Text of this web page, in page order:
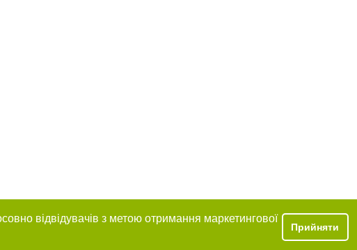
відвідувачів з метою отримання маркетингової
Прийняти